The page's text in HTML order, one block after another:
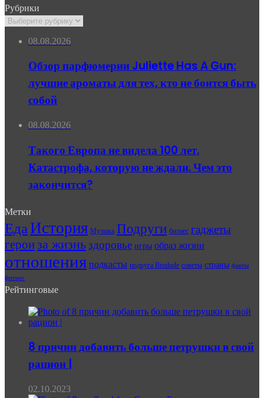
Рубрики
Рубрики
08.08.2026
Обзор парфюмерии Juliette Has A Gun:
лучшие ароматы для тех, кто не боится быть
собой
08.08.2026
Такого Европа не видела 100 лет.
Катастрофа, которую не ждали. Чем это
закончится?
Метки
ЕдаИстория Музыка Подруги бизнес гаджеты
герои за жизнь здоровье игры образ жизни
отношения подкасты подруга Brodude советы страны факты
фитнес
Рейтинговые
8 причин добавить больше петрушки в свой
рацион |
02.10.2023